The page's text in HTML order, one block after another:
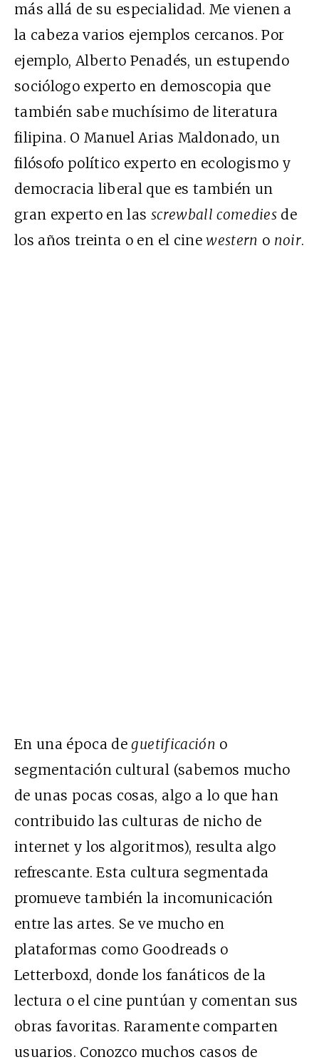
más allá de su especialidad. Me vienen a
la cabeza varios ejemplos cercanos. Por
ejemplo, Alberto Penadés, un estupendo
sociólogo experto en demoscopia que
también sabe muchísimo de literatura
filipina. O Manuel Arias Maldonado, un
filósofo político experto en ecologismo y
democracia liberal que es también un
gran experto en las screwball comedies de
los años treinta o en el cinewestern o noir.
En una época deguetificación o
segmentación cultural (sabemos mucho
de unas pocas cosas, algo a lo que han
contribuido las culturas de nicho de
internet y los algoritmos), resulta algo
refrescante. Esta cultura segmentada
promueve también la incomunicación
entre las artes. Se ve mucho en
plataformas como Goodreads o
Letterboxd, donde los fanáticos de la
lectura o el cine puntúan y comentan sus
obras favoritas. Raramente comparten
usuarios. Conozco muchos casos de